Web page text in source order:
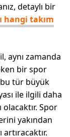
detaylı bir
hangi takım
aynı zamanda
bir spor
bu tür büyük
ile ilgili daha
Spor
yakından